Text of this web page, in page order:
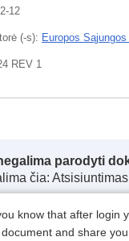
12
(-s): Europos Sąjungos
REV 1
parodyti
čia:
know that after login
and share